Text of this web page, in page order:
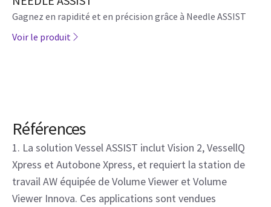
Gagnez en rapidité et en précision grâce à Needle ASSIST
Voir le produit
Références
1. La solution Vessel ASSIST inclut Vision 2, VessellQ
Xpress et Autobone Xpress, et requiert la station de
travail AW équipée de Volume Viewer et Volume
Viewer Innova. Ces applications sont vendues